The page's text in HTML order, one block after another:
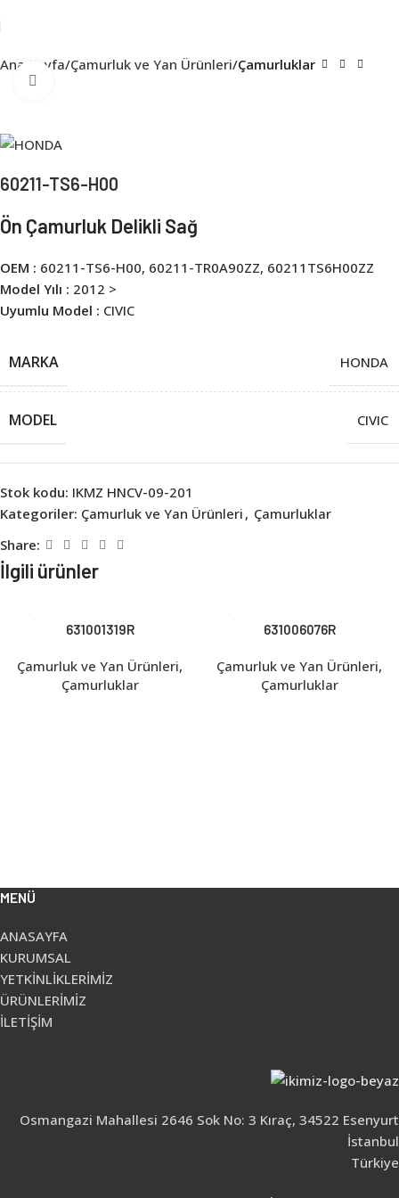
Ana Sayfa Çamurluk ve Yan Ürünleri Çamurluklar
60211-TS6-H00
Ön Çamurluk Delikli Sağ
OEM : 60211-TS6-H00, 60211-TR0A90ZZ, 60211TS6H00ZZ
Model Yılı : 2012 >
Uyumlu Model : CIVIC
MARKA HONDA
MODEL CIVIC
Stok kodu: IKMZ HNCV-09-201
Kategoriler: Çamurluk ve Yan Ürünleri , Çamurluklar
Share:
İlgili ürünler
631001319R
Çamurluk ve Yan Ürünleri,
Çamurluklar
631006076R
Çamurluk ve Yan Ürünleri,
Çamurluklar
MENÜ
ANASAYFA
KURUMSAL
YETKİNLİKLERİMİZ
ÜRÜNLERİMİZ
İLETİŞİM
Osmangazi Mahallesi 2646 Sok No: 3 Kıraç, 34522 Esenyurt
İstanbul
Türkiye